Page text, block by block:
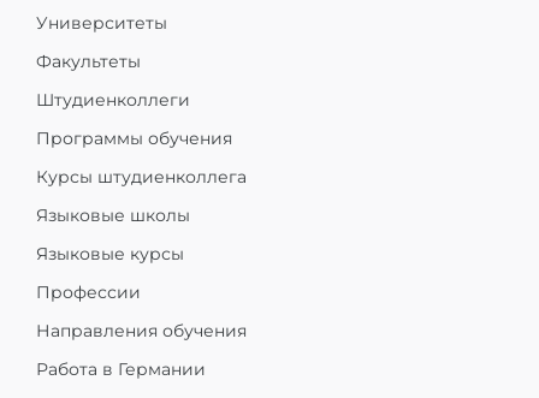
Университеты
Факультеты
Штудиенколлеги
Программы обучения
Курсы штудиенколлега
Языковые школы
Языковые курсы
Профессии
Направления обучения
Работа в Германии